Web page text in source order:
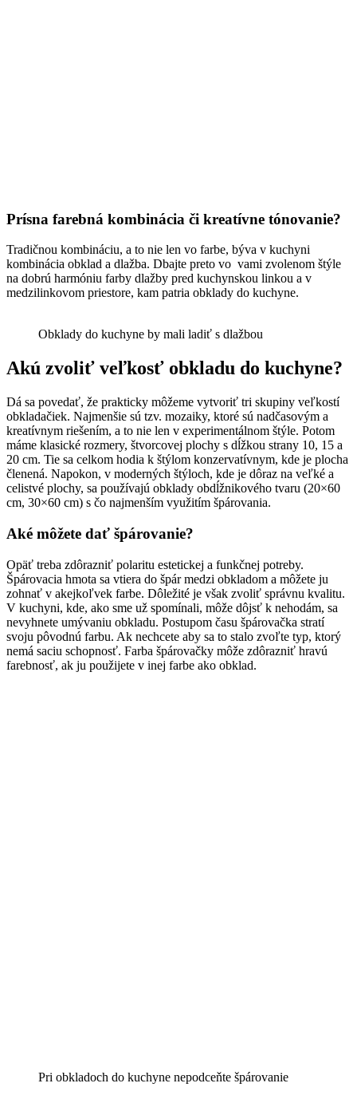
Prísna farebná kombinácia či kreatívne tónovanie?
Tradičnou kombináciu, a to nie len vo farbe, býva v kuchyni
kombinácia obklad a dlažba. Dbajte preto vo vami zvolenom štýle
na dobrú harmóniu farby dlažby pred kuchynskou linkou a v
medzilinkovom priestore, kam patria obklady do kuchyne.
Obklady do kuchyne by mali ladiť s dlažbou
Akú zvoliť veľkosť obkladu do kuchyne?
Dá sa povedať, že prakticky môžeme vytvoriť tri skupiny veľkostí
obkladačiek. Najmenšie sú tzv. mozaiky, ktoré sú nadčasovým a
kreatívnym riešením, a to nie len v experimentálnom štýle. Potom
máme klasické rozmery, štvorcovej plochy s dĺžkou strany 10, 15 a
20 cm. Tie sa celkom hodia k štýlom konzervatívnym, kde je plocha
členená. Napokon, v moderných štýloch, kde je dôraz na veľké a
celistvé plochy, sa používajú obklady obdĺžnikového tvaru (20×60
cm, 30×60 cm) s čo najmenším využitím špárovania.
Aké môžete dať špárovanie?
Opäť treba zdôrazniť polaritu estetickej a funkčnej potreby.
Špárovacia hmota sa vtiera do špár medzi obkladom a môžete ju
zohnať v akejkoľvek farbe. Dôležité je však zvoliť správnu kvalitu.
V kuchyni, kde, ako sme už spomínali, môže dôjsť k nehodám, sa
nevyhnete umývaniu obkladu. Postupom času špárovačka stratí
svoju pôvodnú farbu. Ak nechcete aby sa to stalo zvoľte typ, ktorý
nemá saciu schopnosť. Farba špárovačky môže zdôrazniť hravú
farebnosť, ak ju použijete v inej farbe ako obklad.
Pri obkladoch do kuchyne nepodceňte špárovanie